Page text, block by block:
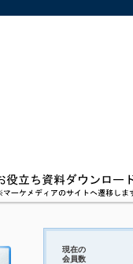
現在の
会員数